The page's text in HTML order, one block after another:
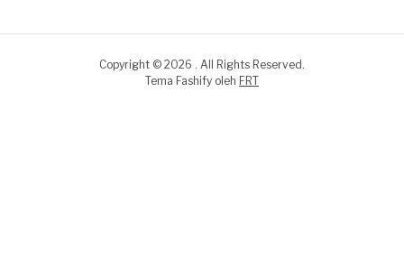
Copyright © 2026 . All Rights Reserved.
Tema Fashify oleh FRT